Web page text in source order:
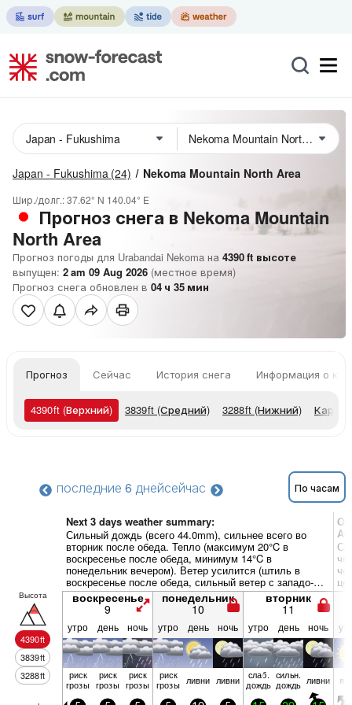
Japan - Fukushima (24) Nekoma Mountain North Area
Шир./долг.:37.62° N 140.04° E
Прогноз снега в Nekoma Mountain
North Area
Прогноз погоды для Urabandai Nekoma на 4390ft высоте
выпущен: 2 am 09 Aug 2026 (местное время)
Прогноз снега обновлен в 04 ч 35 мин
Прогноз Сейчас История снега Информация о
4390ft (Верхний) 3839ft (Средний) 3288ft (Нижний) Карты
последние 6 днейсейчас По часам
Next 3 days weather summary:
Сильный дождь (всего 44.0mm), сильнее всего во
вторник после обеда. Тепло (максимум 20°C в
воскресенье после обеда, минимум 14°C в
понедельник вечером). Ветер усилится (штиль в
воскресенье после обеда, сильный ветер с западо-
северо-запада к обеду вторника).
Высота
4390ft
3839ft
3288ft
воскресенье
9
понедельник
10
вторник
11
утро день ночь утро день ночь утро день ночь
риск
грозы
риск
грозы
риск
грозы
риск
грозы ливни ливни слаб.
дождь
сильн.
дождь ливни